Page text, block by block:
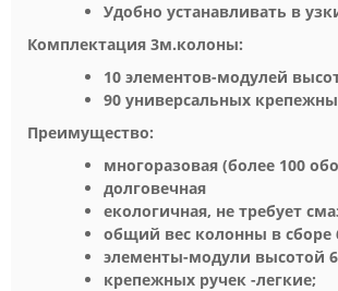
Удобно устанавливать в
Комплектация 3м.колоны:
10 элементов-модулей
90 универсальных
Преимущество:
многоразовая (более 100
долговечная
екологичная, не требует
общий вес колонны в сборе
элементы-модули высотой
крепежных ручек -легкие;